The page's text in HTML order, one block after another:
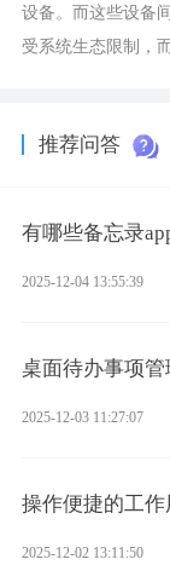
设备。而这些设备
受系统生态限制，
推荐问答
有哪些备忘录
2025-12-04 13:55:39
桌面待办事项管
2025-12-03 11:27:07
操作便捷的工作
2025-12-02 13:11:50